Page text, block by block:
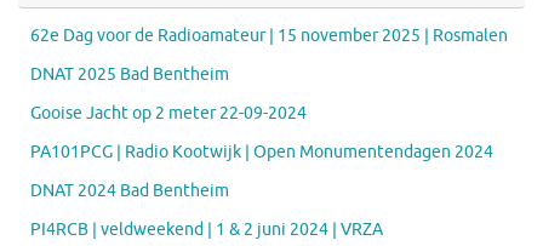
62e Dag voor de Radioamateur | 15 november 2025 | Rosmalen
DNAT 2025 Bad Bentheim
Gooise Jacht op 2 meter 22-09-2024
PA101PCG | Radio Kootwijk | Open Monumentendagen 2024
DNAT 2024 Bad Bentheim
PI4RCB | veldweekend | 1 & 2 juni 2024 | VRZA